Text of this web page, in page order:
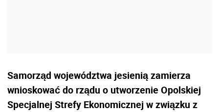
Samorząd województwa jesienią zamierza
wnioskować do rządu o utworzenie Opolskiej
Specjalnej Strefy Ekonomicznej w związku z